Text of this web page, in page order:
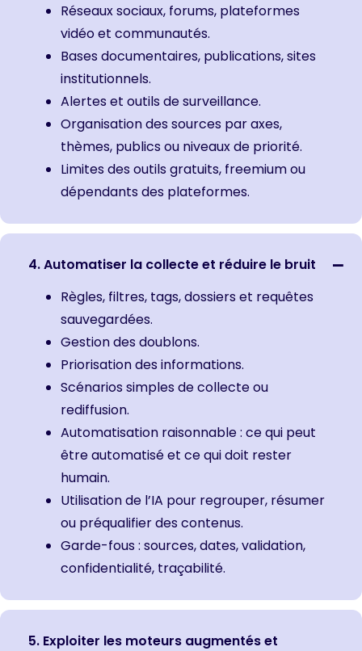
Réseaux sociaux, forums, plateformes
vidéo et communautés.
Bases documentaires, publications, sites
institutionnels.
Alertes et outils de surveillance.
Organisation des sources par axes,
thèmes, publics ou niveaux de priorité.
Limites des outils gratuits, freemium ou
dépendants des plateformes.
4. Automatiser la collecte et réduire le bruit
Règles, filtres, tags, dossiers et requêtes
sauvegardées.
Gestion des doublons.
Priorisation des informations.
Scénarios simples de collecte ou
rediffusion.
Automatisation raisonnable : ce qui peut
être automatisé et ce qui doit rester
humain.
Utilisation de l’IA pour regrouper, résumer
ou préqualifier des contenus.
Garde-fous : sources, dates, validation,
confidentialité, traçabilité.
5. Exploiter les moteurs augmentés et